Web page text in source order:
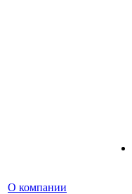
О компании